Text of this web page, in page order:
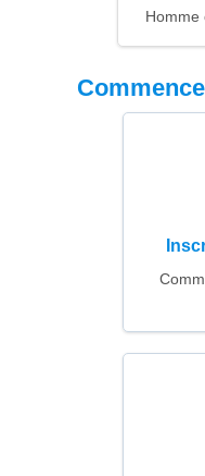
Homme